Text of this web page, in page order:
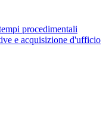
procedimentali
e acquisizione d'ufficio